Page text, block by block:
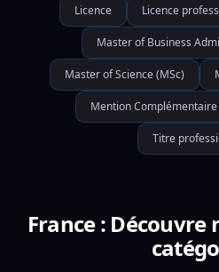
Licence Licence
Master of Business
Master of Science (MSc)
Mention Complémentaire
Titre
France : Découvre